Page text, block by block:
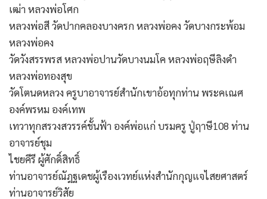
เฒ่า หลวงพ่อโศก
หลวงพ่อสี วัดปากคลองบางครก หลวงพ่อคง วัดบางกระพ้อม
หลวงพ่อคง
วัดวังสรรพรส หลวงพ่อปานวัดบางนมโค หลวงพ่อฤษีลิงดำ
หลวงพ่อทองสุข
วัดโตนดหลวง ครูบาอาจารย์สำนักเขาอ้อทุกท่าน พระคเณศ
องค์พรหม องค์เทพ
เทวาทุกสรวงสวรรค์ชั้นฟ้า องค์พ่อแก่ บรมครู ปู่ฤาษี108 ท่าน
อาจารย์ชุม
ไชยคีรี ผู้ศักดิ์สิทธิ์
ท่านอาจารย์ณัฎฐเดชผู้เรืองเวทย์แห่งสำนักกุญแจไสยศาสตร์
ท่านอาจารย์วิสัย